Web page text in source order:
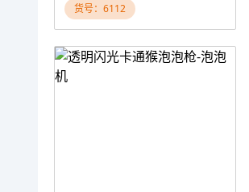
货号：6112